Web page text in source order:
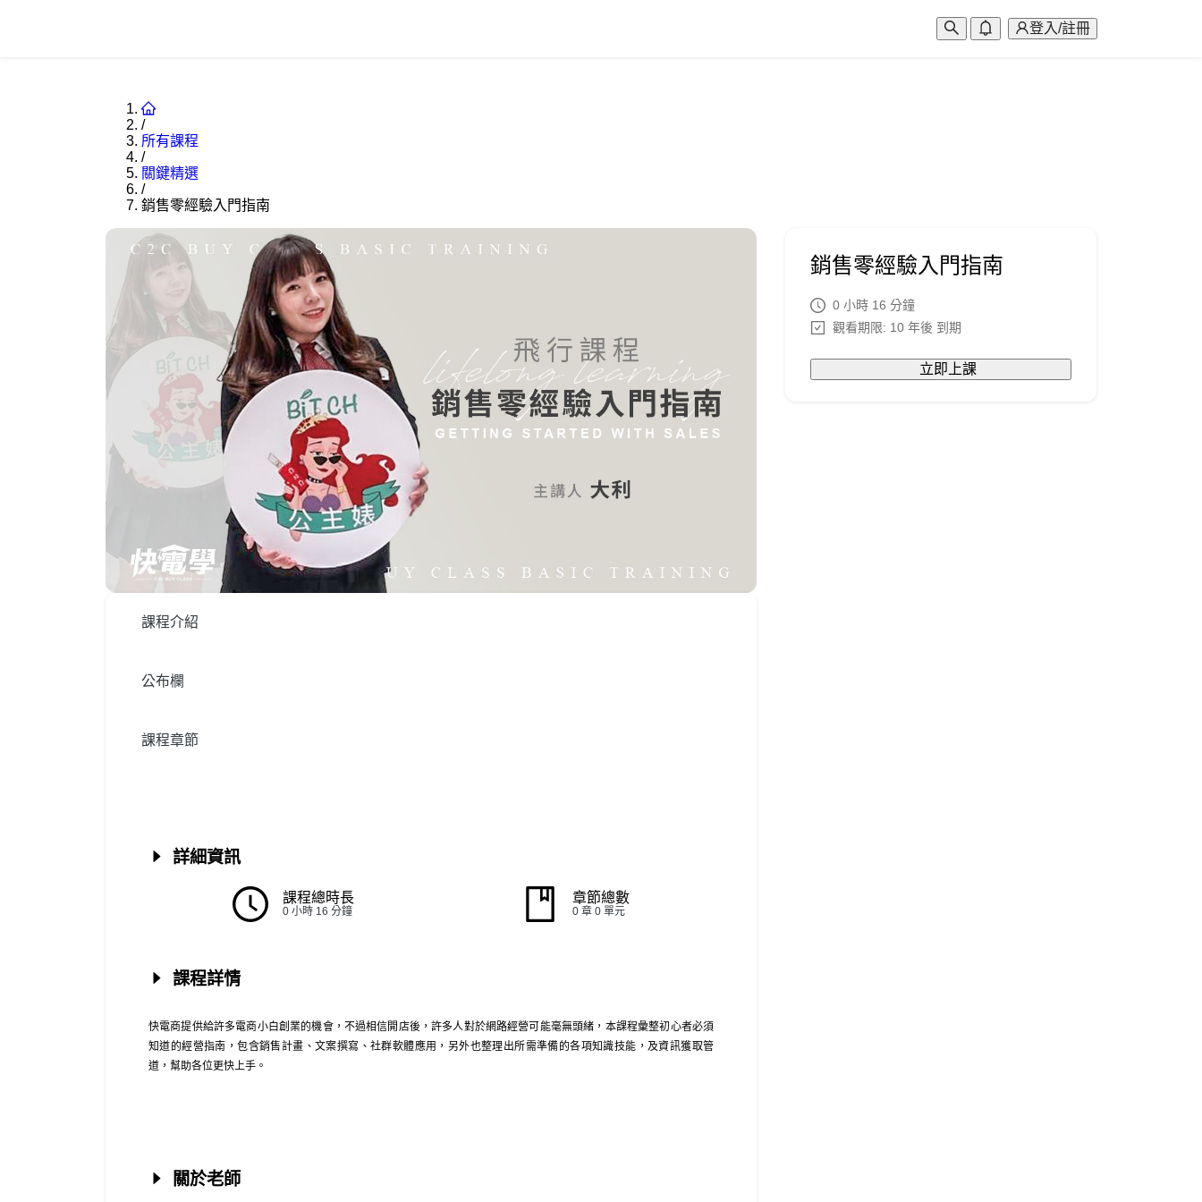
登入/註冊
/
所有課程
/
關鍵精選
/
銷售零經驗入門指南
課程介紹
公布欄
課程章節
詳細資訊
課程總時長
0 小時 16 分鐘
章節總數
0 章 0 單元
課程詳情
快電商提供給許多電商小白創業的機會，不過相信開店後，許多人對於網路經營可能毫無頭緒，本課程彙整初心者必須
知道的經營指南，包含銷售計畫、文案撰寫、社群軟體應用，另外也整理出所需準備的各項知識技能，及資訊獲取管
道，幫助各位更快上手。
關於老師
銷售零經驗入門指南
0 小時 16 分鐘
觀看期限: 10 年後 到期
立即上課